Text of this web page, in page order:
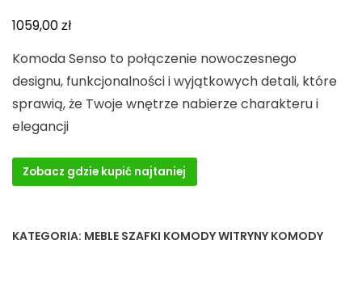
1059,00zł
Komoda Senso to połączenie nowoczesnego
designu, funkcjonalności i wyjątkowych detali, które
sprawią, że Twoje wnętrze nabierze charakteru i
elegancji
Zobacz gdzie kupić najtaniej
KATEGORIA: MEBLE SZAFKI KOMODY WITRYNY KOMODY